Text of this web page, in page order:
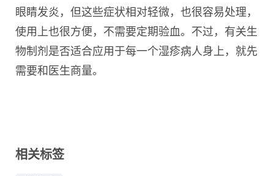
眼睛发炎，但这些症状相对轻微，也很容易处理，
使用上也很方便，不需要定期验血。不过，有关生
物制剂是否适合应用于每一个湿疹病人身上，就先
需要和医生商量。
相关标签